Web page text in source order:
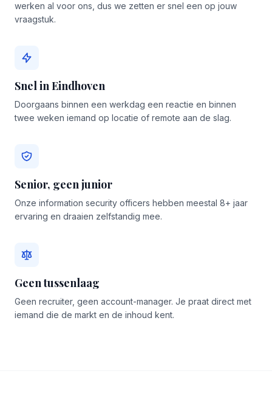
werken al voor ons, dus we zetten er snel een op jouw
vraagstuk.
Snel in Eindhoven
Doorgaans binnen een werkdag een reactie en binnen
twee weken iemand op locatie of remote aan de slag.
Senior, geen junior
Onze information security officers hebben meestal 8+ jaar
ervaring en draaien zelfstandig mee.
Geen tussenlaag
Geen recruiter, geen account-manager. Je praat direct met
iemand die de markt en de inhoud kent.